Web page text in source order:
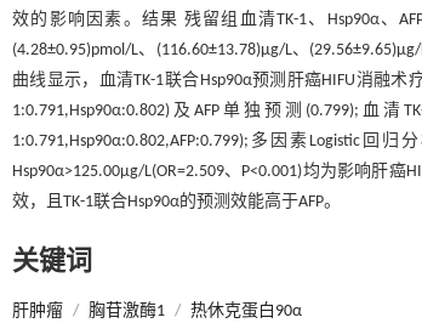
效的影响因素。结果 残留组血清TK-1、Hsp90α、
(4.28±0.95)pmol/L、(116.60±13.78)μg/L、
曲线显示，血清TK-1联合Hsp90α预测肝癌HIFU消融术
1:0.791,Hsp90α:0.802)及AFP单独预测(0.799);血
1:0.791,Hsp90α:0.802,AFP:0.799);多因素Logistic回归
Hsp90α>125.00μg/L(OR=2.509、P<0.001)均为影响肝
效，且TK-1联合Hsp90α的预测效能高于AFP。
关键词
肝肿瘤 / 胸苷激酶1 / 热休克蛋白90α